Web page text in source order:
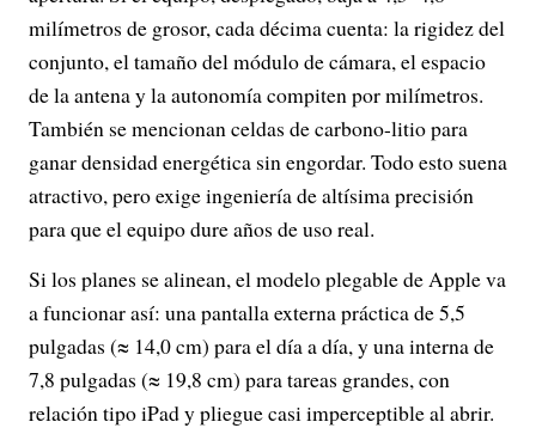
milímetros de grosor, cada décima cuenta: la rigidez del
conjunto, el tamaño del módulo de cámara, el espacio
de la antena y la autonomía compiten por milímetros.
También se mencionan celdas de carbono-litio para
ganar densidad energética sin engordar. Todo esto suena
atractivo, pero exige ingeniería de altísima precisión
para que el equipo dure años de uso real.
Si los planes se alinean, el modelo plegable de Apple va
a funcionar así: una pantalla externa práctica de 5,5
pulgadas (≈ 14,0 cm) para el día a día, y una interna de
7,8 pulgadas (≈ 19,8 cm) para tareas grandes, con
relación tipo iPad y pliegue casi imperceptible al abrir.